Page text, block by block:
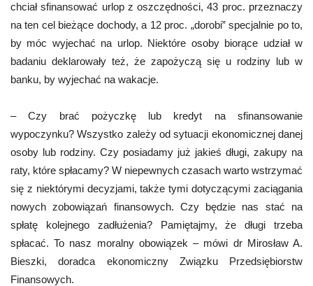
chciał sfinansować urlop z oszczędności, 43 proc. przeznaczy
na ten cel bieżące dochody, a 12 proc. „dorobi” specjalnie po to,
by móc wyjechać na urlop. Niektóre osoby biorące udział w
badaniu deklarowały też, że zapożyczą się u rodziny lub w
banku, by wyjechać na wakacje.
– Czy brać pożyczkę lub kredyt na sfinansowanie
wypoczynku? Wszystko zależy od sytuacji ekonomicznej danej
osoby lub rodziny. Czy posiadamy już jakieś długi, zakupy na
raty, które spłacamy? W niepewnych czasach warto wstrzymać
się z niektórymi decyzjami, także tymi dotyczącymi zaciągania
nowych zobowiązań finansowych. Czy będzie nas stać na
spłatę kolejnego zadłużenia? Pamiętajmy, że długi trzeba
spłacać. To nasz moralny obowiązek – mówi dr Mirosław A.
Bieszki, doradca ekonomiczny Związku Przedsiębiorstw
Finansowych.